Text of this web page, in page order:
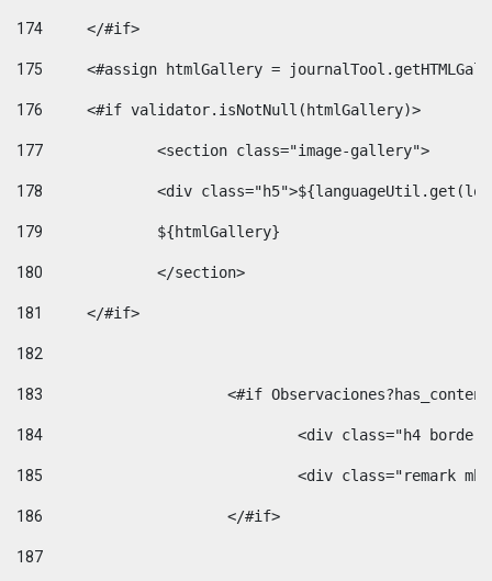
174
	</#if>
175
<#assign htmlGallery =
176
	<#if validator.isNotNull(htmlGallery)>
177
		<section class="image-gallery">
178
<div
179
		${htmlGallery}
180
		</section>
181
	</#if>
182
183
<#if
184
<div class="h4
185
<div class="remark
186
			</#if>
187